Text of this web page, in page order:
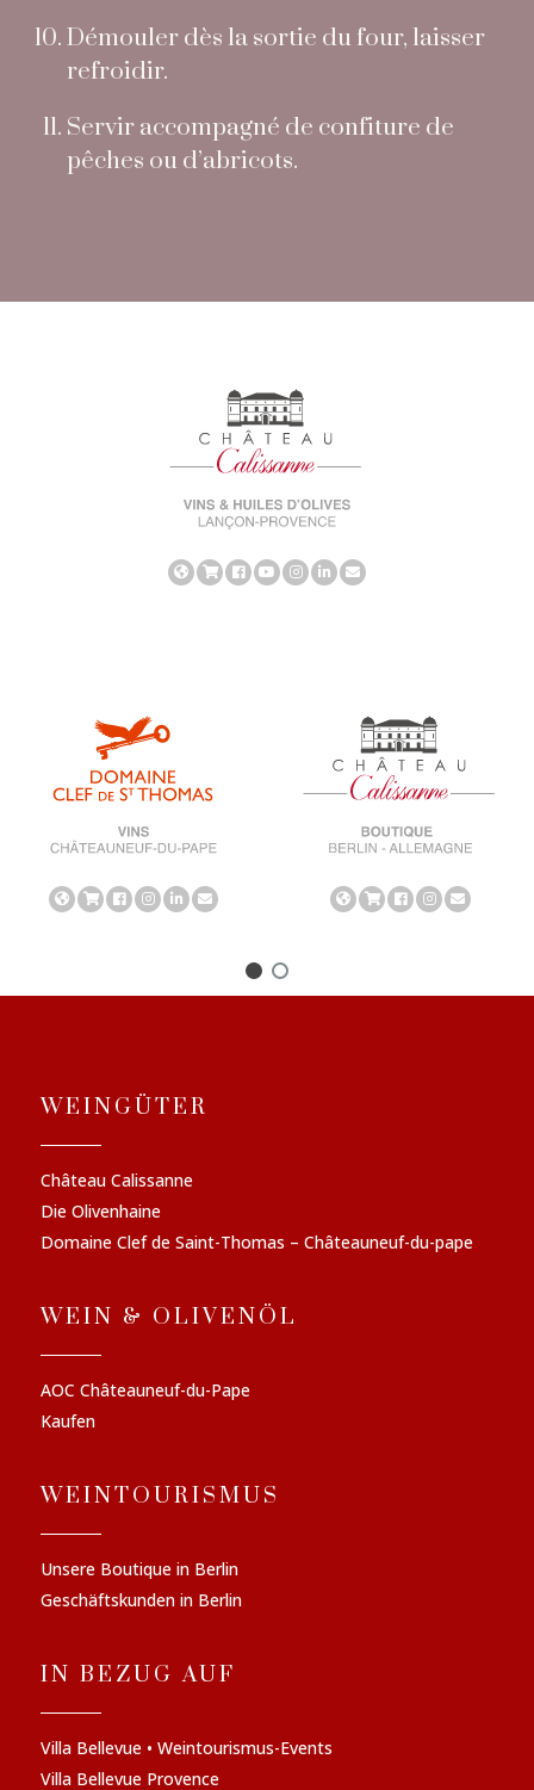
Démouler dès la sortie du four, laisser
refroidir.
Servir accompagné de confiture de
pêches ou d’abricots.
WEINGÜTER
Château Calissanne
Die Olivenhaine
Domaine Clef de Saint-Thomas – Châteauneuf-du-pape
WEIN & OLIVENÖL
AOC Châteauneuf-du-Pape
Kaufen
WEINTOURISMUS
Unsere Boutique in Berlin
Geschäftskunden in Berlin
IN BEZUG AUF
Villa Bellevue • Weintourismus-Events
Villa Bellevue Provence